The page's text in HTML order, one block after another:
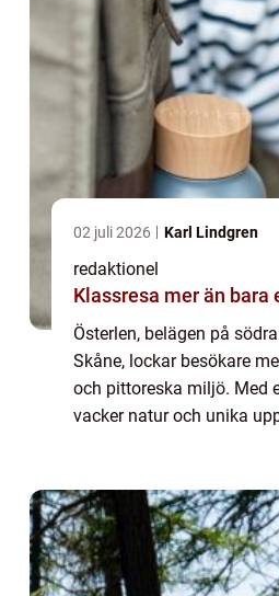
02 juli 2026 Karl Lindgren
redaktionel
Klassresa mer än
Österlen, belägen på
Skåne, lockar besökare
och pittoreska miljö. Med
vacker natur och unika